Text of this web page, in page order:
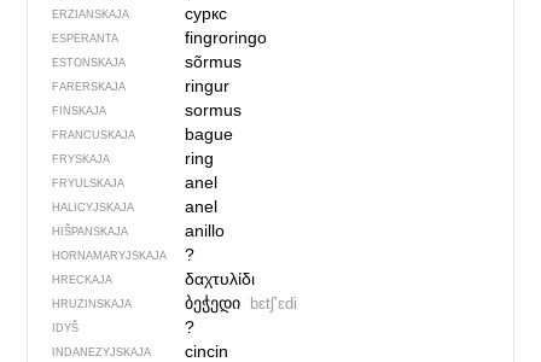
ERZIANSKAJA суркс
ESPERANTA fingroringo
ESTONSKAJA sõrmus
FARERSKAJA ringur
FINSKAJA sormus
FRANCUSKAJA bague
FRYSKAJA ring
FRYULSKAJA anel
HALICYJSKAJA anel
HIŠPANSKAJA anillo
HORNAMARYJSKAJA ?
HRECKAJA δαχτυλίδι
HRUZINSKAJA ბეჭედი bɛtʃʼɛdi
IDYŠ ?
INDANEZYJSKAJA cincin